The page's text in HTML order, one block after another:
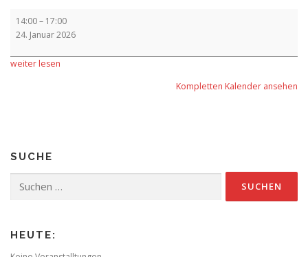
14:00– 17:00
24. Januar 2026
weiter lesen
Kompletten Kalender ansehen
SUCHE
nach:
HEUTE: